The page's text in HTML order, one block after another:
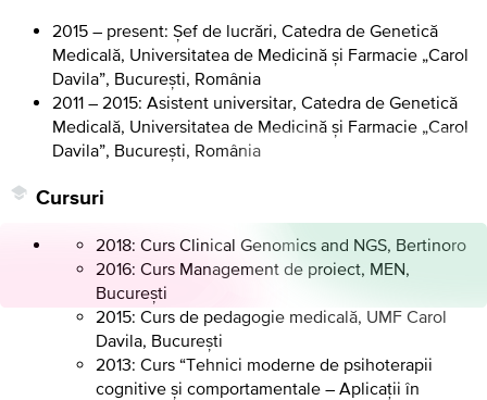
2015 – present: Șef de lucrări, Catedra de Genetică
Medicală, Universitatea de Medicină și Farmacie „Carol
Davila”, București, România
2011 – 2015: Asistent universitar, Catedra de Genetică
Medicală, Universitatea de Medicină și Farmacie „Carol
Davila”, București, România
Cursuri
2018: Curs Clinical Genomics and NGS, Bertinoro
2016: Curs Management de proiect, MEN,
București
2015: Curs de pedagogie medicală, UMF Carol
Davila, București
2013: Curs “Tehnici moderne de psihoterapii
cognitive și comportamentale – Aplicații în